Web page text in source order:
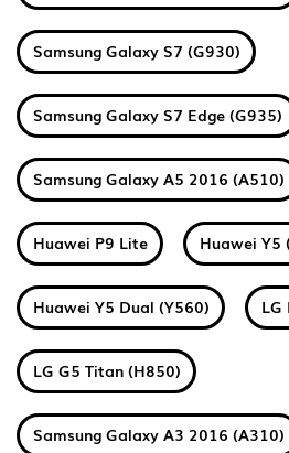
Samsung Galaxy S7 (G930)
Samsung Galaxy S7 Edge (G935)
Samsung Galaxy A5 2016 (A510)
Huawei P9 Lite Huawei Y5
Huawei Y5 Dual (Y560) LG
LG G5 Titan (H850)
Samsung Galaxy A3 2016 (A310)